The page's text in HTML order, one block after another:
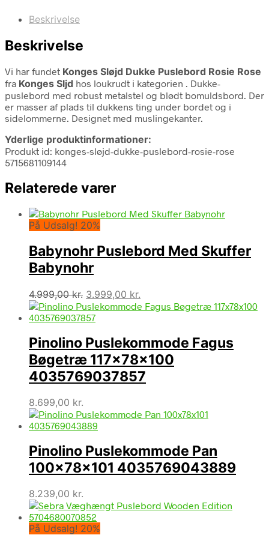
Beskrivelse
Beskrivelse
Vi har fundet Konges Sløjd Dukke Puslebord Rosie Rose
fra Konges Sljd hos loukrudt i kategorien . Dukke-
puslebord med robust metalstel og blødt bomuldsbord. Der
er masser af plads til dukkens ting under bordet og i
sidelommerne. Designet med muslingekanter.
Yderlige produktinformationer:
Produkt id: konges-sløjd-dukke-puslebord-rosie-rose
5715681109144
Relaterede varer
På Udsalg! 20%
Babynohr Puslebord Med Skuffer
Babynohr
4.999,00kr. Den
oprindelige
pris
4.999,00 kr..
3.999,00 kr.
aktuelle
3.999,00 kr..
Pinolino Puslekommode Fagus
Bøgetræ 117x78x100
4035769037857
8.699,00 kr.
Pinolino Puslekommode Pan
100x78x101 4035769043889
8.239,00 kr.
På Udsalg! 20%